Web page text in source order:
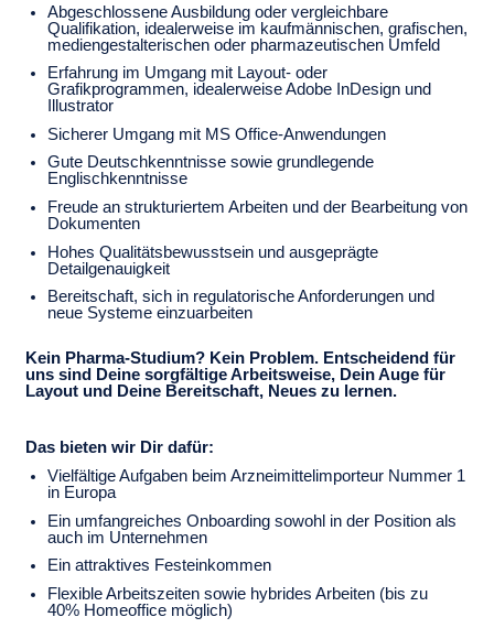
Abgeschlossene Ausbildung oder vergleichbare
Qualifikation, idealerweise im kaufmännischen, grafischen,
mediengestalterischen oder pharmazeutischen Umfeld
Erfahrung im Umgang mit Layout- oder
Grafikprogrammen, idealerweise Adobe InDesign und
Illustrator
Sicherer Umgang mit MS Office-Anwendungen
Gute Deutschkenntnisse sowie grundlegende
Englischkenntnisse
Freude an strukturiertem Arbeiten und der Bearbeitung von
Dokumenten
Hohes Qualitätsbewusstsein und ausgeprägte
Detailgenauigkeit
Bereitschaft, sich in regulatorische Anforderungen und
neue Systeme einzuarbeiten
Kein Pharma-Studium? Kein Problem. Entscheidend für
uns sind Deine sorgfältige Arbeitsweise, Dein Auge für
Layout und Deine Bereitschaft, Neues zu lernen.
Das bieten wir Dir dafür:
Vielfältige Aufgaben beim Arzneimittelimporteur Nummer 1
in Europa
Ein umfangreiches Onboarding sowohl in der Position als
auch im Unternehmen
Ein attraktives Festeinkommen
Flexible Arbeitszeiten sowie hybrides Arbeiten (bis zu
40% Homeoffice möglich)